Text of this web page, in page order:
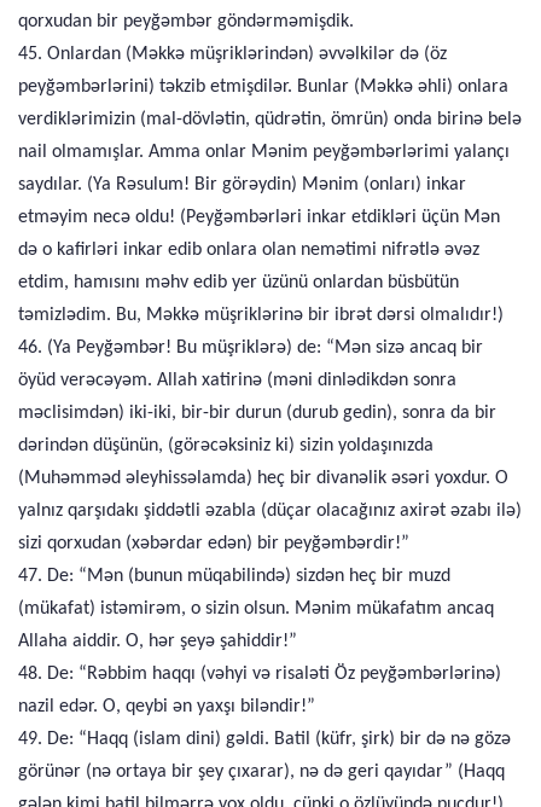
qorxudan bir peyğəmbər göndərməmişdik.
45. Onlardan (Məkkə müşriklərindən) əvvəlkilər də (öz
peyğəmbərlərini) təkzib etmişdilər. Bunlar (Məkkə əhli) onlara
verdiklərimizin (mal-dövlətin, qüdrətin, ömrün) onda birinə belə
nail olmamışlar. Amma onlar Mənim peyğəmbərlərimi yalançı
saydılar. (Ya Rəsulum! Bir görəydin) Mənim (onları) inkar
etməyim necə oldu! (Peyğəmbərləri inkar etdikləri üçün Mən
də o kafirləri inkar edib onlara olan nemətimi nifrətlə əvəz
etdim, hamısını məhv edib yer üzünü onlardan büsbütün
təmizlədim. Bu, Məkkə müşriklərinə bir ibrət dərsi olmalıdır!)
46. (Ya Peyğəmbər! Bu müşriklərə) de: “Mən sizə ancaq bir
öyüd verəcəyəm. Allah xatirinə (məni dinlədikdən sonra
məclisimdən) iki-iki, bir-bir durun (durub gedin), sonra da bir
dərindən düşünün, (görəcəksiniz ki) sizin yoldaşınızda
(Muhəmməd əleyhissəlamda) heç bir divanəlik əsəri yoxdur. O
yalnız qarşıdakı şiddətli əzabla (düçar olacağınız axirət əzabı ilə)
sizi qorxudan (xəbərdar edən) bir peyğəmbərdir!”
47. De: “Mən (bunun müqabilində) sizdən heç bir muzd
(mükafat) istəmirəm, o sizin olsun. Mənim mükafatım ancaq
Allaha aiddir. O, hər şeyə şahiddir!”
48. De: “Rəbbim haqqı (vəhyi və risaləti Öz peyğəmbərlərinə)
nazil edər. O, qeybi ən yaxşı biləndir!”
49. De: “Haqq (islam dini) gəldi. Batil (küfr, şirk) bir də nə gözə
görünər (nə ortaya bir şey çıxarar), nə də geri qayıdar” (Haqq